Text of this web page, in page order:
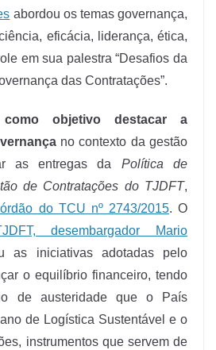
abordou os temas governança,
eficácia, liderança, ética,
em sua palestra “Desafios da
das Contratações”.
objetivo destacar a
no contexto da gestão
as entregas da Política de
de Contratações do TJDFT,
do TCU nº 2743/2015. O
desembargador Mario
as iniciativas adotadas pelo
o equilíbrio financeiro, tendo
de austeridade que o País
de Logística Sustentável e o
instrumentos que servem de